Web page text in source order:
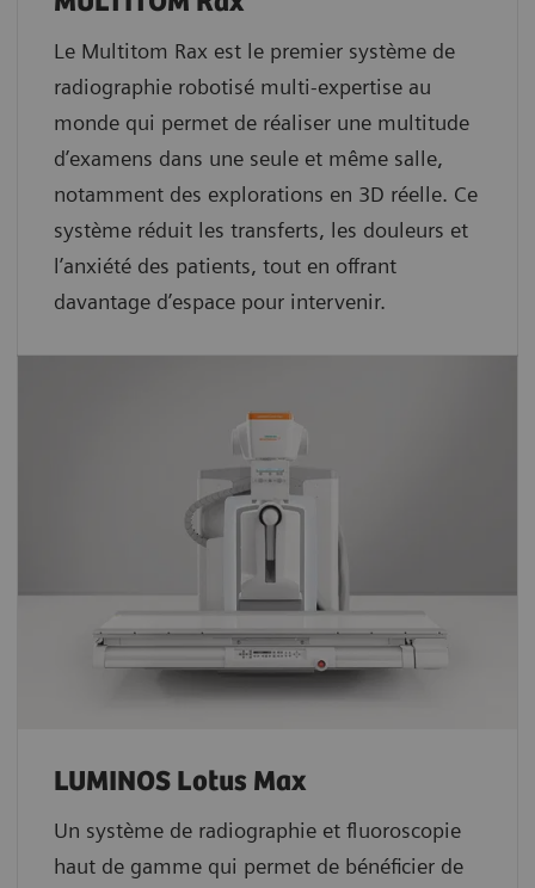
Le Multitom Rax est le premier système de
radiographie robotisé multi-expertise au
monde qui permet de réaliser une multitude
d’examens dans une seule et même salle,
notamment des explorations en 3D réelle. Ce
système réduit les transferts, les douleurs et
l’anxiété des patients, tout en offrant
davantage d’espace pour intervenir.
LUMINOS Lotus Max
Un système de radiographie et fluoroscopie
haut de gamme qui permet de bénéficier de